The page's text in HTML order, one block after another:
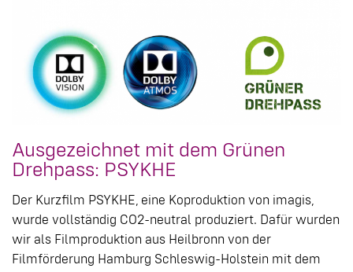
Ausgezeichnet mit dem Grünen
Drehpass: PSYKHE
Der Kurzfilm PSYKHE, eine Koproduktion von imagis,
wurde vollständig CO2-neutral produziert. Dafür wurden
wir als Filmproduktion aus Heilbronn von der
Filmförderung Hamburg Schleswig-Holstein mit dem